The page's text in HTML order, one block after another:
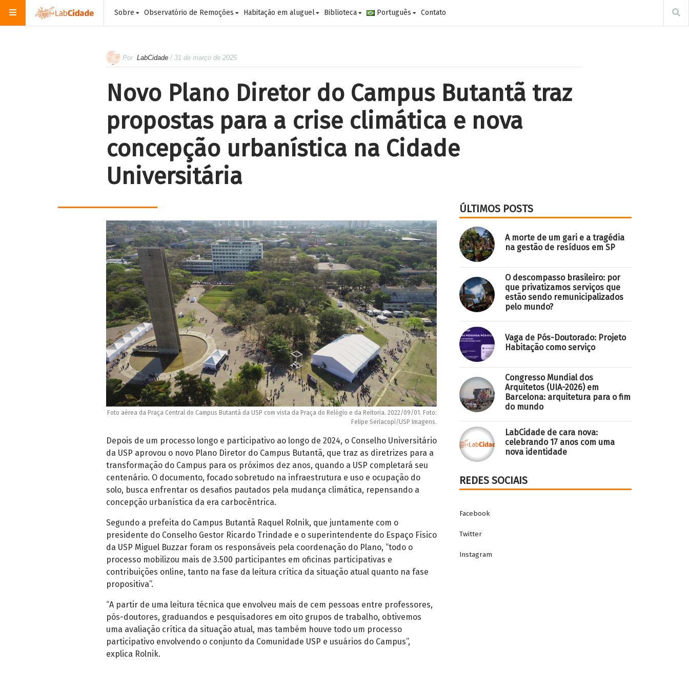
Sobre Observatório de Remoções Habitação em aluguel Biblioteca Português Contato
Por LabCidade / 31 de março de 2025
Novo Plano Diretor do Campus Butantã traz
propostas para a crise climática e nova
concepção urbanística na Cidade
Universitária
Foto aérea da Praça Central do Campus Butantã da USP com vista da Praça do Relógio e da Reitoria. 2022/09/01. Foto:
Felipe Seriacopi/USP Imagens.
Depois de um processo longo e participativo ao longo de 2024, o Conselho Universitário
da USP aprovou o novo Plano Diretor do Campus Butantã, que traz as diretrizes para a
transformação do Campus para os próximos dez anos, quando a USP completará seu
centenário. O documento, focado sobretudo na infraestrutura e uso e ocupação do
solo, busca enfrentar os desafios pautados pela mudança climática, repensando a
concepção urbanística da era carbocêntrica.
Segundo a prefeita do Campus Butantã Raquel Rolnik, que juntamente com o
presidente do Conselho Gestor Ricardo Trindade e o superintendente do Espaço Físico
da USP Miguel Buzzar foram os responsáveis pela coordenação do Plano, “todo o
processo mobilizou mais de 3.500 participantes em oficinas participativas e
contribuições online, tanto na fase da leitura crítica da situação atual quanto na fase
propositiva”.
“A partir de uma leitura técnica que envolveu mais de cem pessoas entre professores,
pós-doutores, graduandos e pesquisadores em oito grupos de trabalho, obtivemos
uma avaliação crítica da situação atual, mas também houve todo um processo
participativo envolvendo o conjunto da Comunidade USP e usuários do Campus”,
explica Rolnik.
ÚLTIMOS POSTS
A morte de um gari e a tragédia
na gestão de resíduos em SP
O descompasso brasileiro: por
que privatizamos serviços que
estão sendo remunicipalizados
pelo mundo?
Vaga de Pós-Doutorado: Projeto
Habitação como serviço
Congresso Mundial dos
Arquitetos (UIA-2026) em
Barcelona: arquitetura para o fim
do mundo
LabCidade de cara nova:
celebrando 17 anos com uma
nova identidade
REDES SOCIAIS
Facebook
Twitter
Instagram